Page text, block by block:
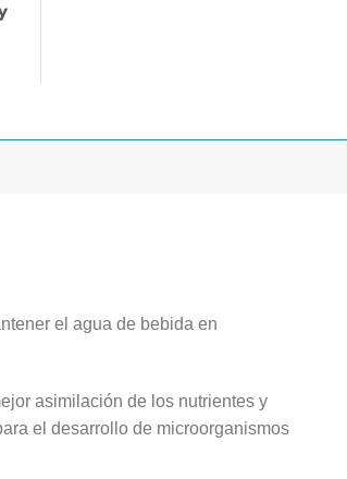
el agua de bebida en
asimilación de los nutrientes y
el desarrollo de microorganismos